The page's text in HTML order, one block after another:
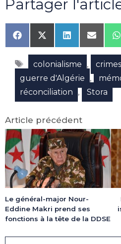
Partager
Share
on
Facebook
Share
on
X
(Twitter)
Share
on
LinkedIn
Share
on
Email
Étiquettes
colonialisme ,
guerre d'Algérie ,
réconciliation , Stora
Article précédent
Le général-major Nour-
Eddine Makri prend ses
fonctions à la tête de la DDSE